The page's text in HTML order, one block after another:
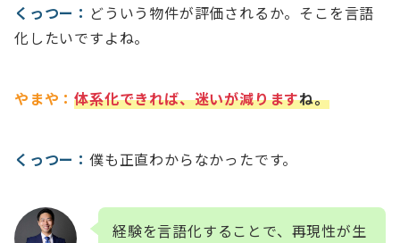
くっつー： どういう物件が評価されるか。そこを言語
化したいですよね。
やまや：体系化できれば、迷いが減りますね。
くっつー： 僕も正直わからなかったです。
経験を言語化することで、再現性が生